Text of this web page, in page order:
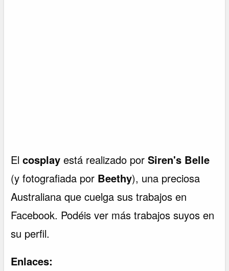
Elcosplay está realizado porSiren's Belle
(y fotografiada por Beethy), una preciosa
Australiana que cuelga sus trabajos en
Facebook. Podéis ver más trabajos suyos en
su perfil.
Enlaces: